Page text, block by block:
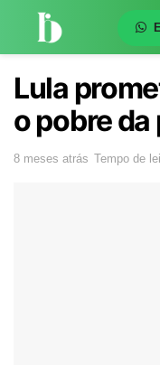
Lula
o pobre da
8 meses atrás Tempo de